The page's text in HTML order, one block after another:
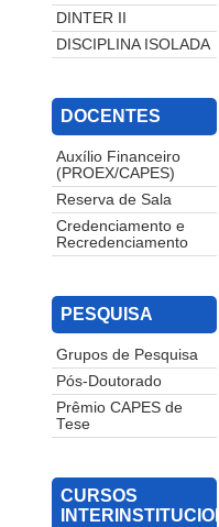
DINTER II
DISCIPLINA ISOLADA
DOCENTES
Auxílio Financeiro
(PROEX/CAPES)
Reserva de Sala
Credenciamento e
Recredenciamento
PESQUISA
Grupos de Pesquisa
Pós-Doutorado
Prêmio CAPES de
Tese
CURSOS